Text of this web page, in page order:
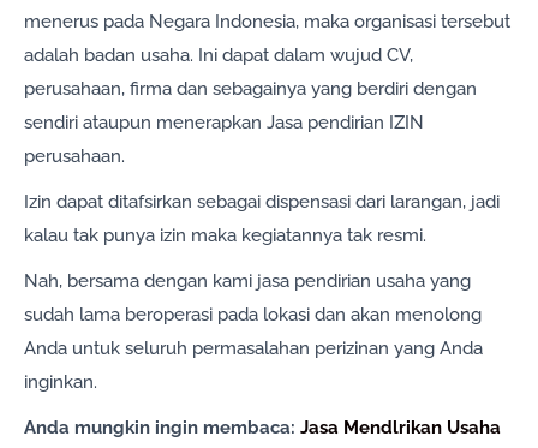
menerus pada Negara Indonesia, maka organisasi tersebut
adalah badan usaha. Ini dapat dalam wujud CV,
perusahaan, firma dan sebagainya yang berdiri dengan
sendiri ataupun menerapkan Jasa pendirian IZIN
perusahaan.
Izin dapat ditafsirkan sebagai dispensasi dari larangan, jadi
kalau tak punya izin maka kegiatannya tak resmi.
Nah, bersama dengan kami jasa pendirian usaha yang
sudah lama beroperasi pada lokasi dan akan menolong
Anda untuk seluruh permasalahan perizinan yang Anda
inginkan.
Anda mungkin ingin membaca: Jasa Mendlrikan Usaha